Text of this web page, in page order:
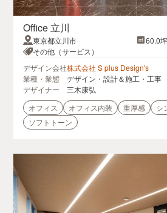
Office 立川
東京都立川市
60.0坪
その他（サービス）
デザイン会社株式会社 S plus Design's
業種・業態
デザイン・設計＆施工・工事
デザイナー
三木康弘
オフィス
オフィス内装 重厚感 シ
ソフトトーン